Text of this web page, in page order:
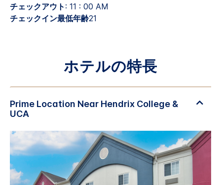
チェックアウト : 11 : 00 AM
チェックイン最低年齢21
ホテルの特長